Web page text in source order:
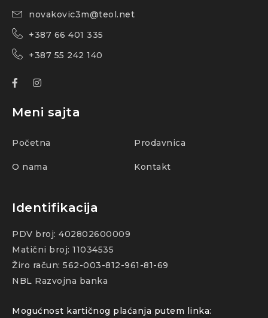
novakovic3m@teol.net
+387 66 401 335
+387 55 242 140
Meni sajta
Početna Prodavnica
O nama Kontakt
Identifikacija
PDV broj: 402802600009
Matični broj: 11034535
Žiro račun: 562-003-812-961-81-69
NBL Razvojna banka
Mogućnost kartičnog plaćanja putem linka: